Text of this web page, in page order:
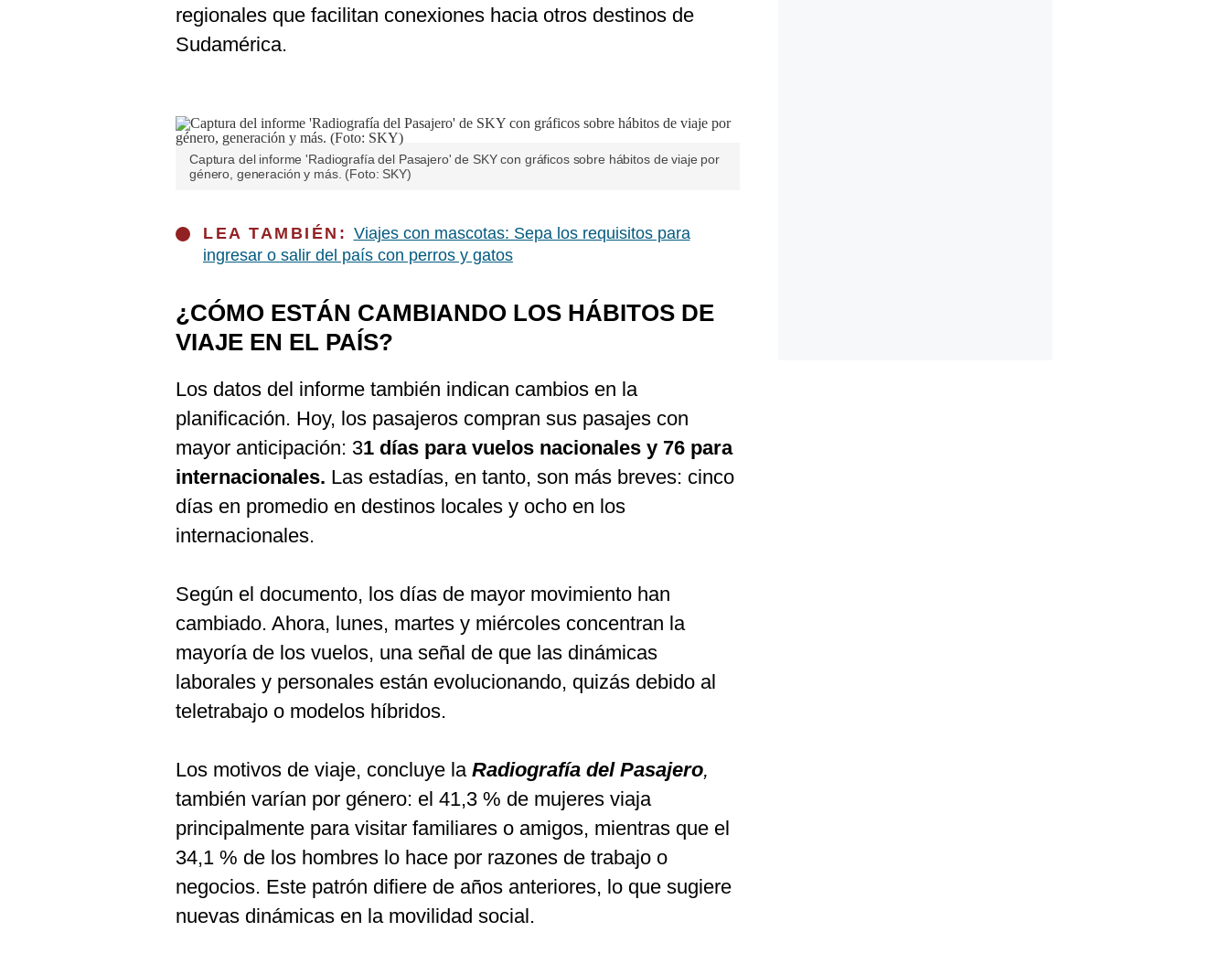
regionales que facilitan conexiones hacia otros destinos de
Sudamérica.
Captura del informe 'Radiografía del Pasajero' de SKY con gráficos sobre hábitos de viaje por
género, generación y más. (Foto: SKY)
LEA TAMBIÉN: Viajes con mascotas: Sepa los requisitos para
ingresar o salir del país con perros y gatos
¿CÓMO ESTÁN CAMBIANDO LOS HÁBITOS DE
VIAJE EN EL PAÍS?
Los datos del informe también indican cambios en la
planificación. Hoy, los pasajeros compran sus pasajes con
mayor anticipación: 31 días para vuelos nacionales y 76 para
internacionales. Las estadías, en tanto, son más breves: cinco
días en promedio en destinos locales y ocho en los
internacionales.
Según el documento, los días de mayor movimiento han
cambiado. Ahora, lunes, martes y miércoles concentran la
mayoría de los vuelos, una señal de que las dinámicas
laborales y personales están evolucionando, quizás debido al
teletrabajo o modelos híbridos.
Los motivos de viaje, concluye la Radiografía del Pasajero,
también varían por género: el 41,3 % de mujeres viaja
principalmente para visitar familiares o amigos, mientras que el
34,1 % de los hombres lo hace por razones de trabajo o
negocios. Este patrón difiere de años anteriores, lo que sugiere
nuevas dinámicas en la movilidad social.